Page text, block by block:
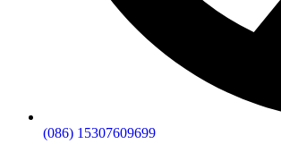
(086) 15307609699